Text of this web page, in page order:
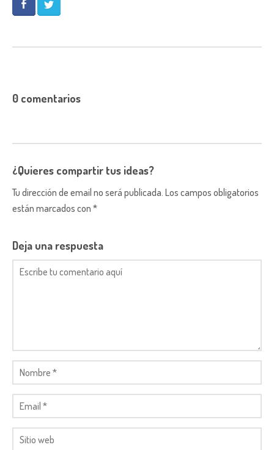
0 comentarios
¿Quieres compartir tus ideas?
Tu dirección de email no será publicada. Los campos obligatorios
están marcados con *
Deja una respuesta